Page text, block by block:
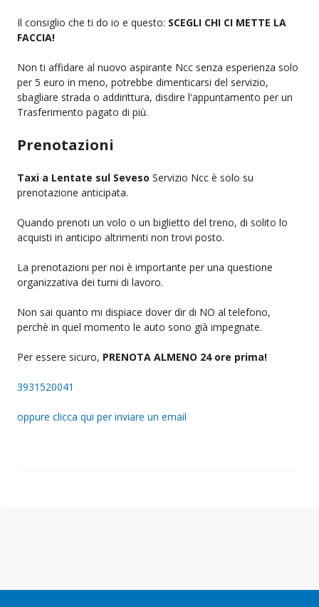
Il consiglio che ti do io e questo: SCEGLI CHI CI METTE LA
FACCIA!
Non ti affidare al nuovo aspirante Ncc senza esperienza solo
per 5 euro in meno, potrebbe dimenticarsi del servizio,
sbagliare strada o addirittura, disdire l'appuntamento per un
Trasferimento pagato di più.
Prenotazioni
Taxi a Lentate sul Seveso Servizio Ncc è solo su
prenotazione anticipata.
Quando prenoti un volo o un biglietto del treno, di solito lo
acquisti in anticipo altrimenti non trovi posto.
La prenotazioni per noi è importante per una questione
organizzativa dei turni di lavoro.
Non sai quanto mi dispiace dover dir di NO al telefono,
perchè in quel momento le auto sono già impegnate.
Per essere sicuro, PRENOTA ALMENO 24 ore prima!
3931520041
oppure clicca qui per inviare un email